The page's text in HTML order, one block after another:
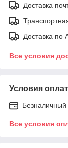
Доставка
Доставка по
Все условия
Условия
Безналичный
Все условия